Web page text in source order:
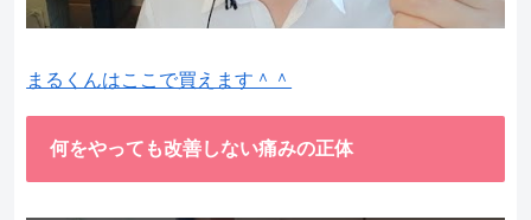
まるくんはここで買えます＾＾
何をやっても改善しない痛みの正体